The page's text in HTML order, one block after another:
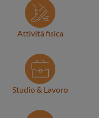
Attività fisica
Studio & Lavoro